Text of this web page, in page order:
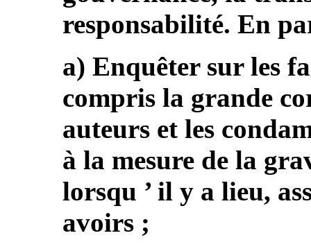
responsabilité. En
a) Enquêter sur les
compris la grande
auteurs et les
à la mesure de la
lorsqu ’ il y a lieu,
avoirs ;